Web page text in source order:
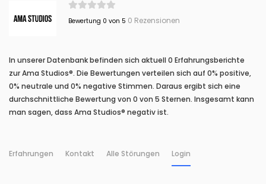
Bewertung 0 von 5 0 Rezensionen
In unserer Datenbank befinden sich aktuell 0 Erfahrungsberichte
zur Ama Studios®. Die Bewertungen verteilen sich auf 0% positive,
0% neutrale und 0% negative Stimmen. Daraus ergibt sich eine
durchschnittliche Bewertung von 0 von 5 Sternen. Insgesamt kann
man sagen, dass Ama Studios® negativ ist.
Erfahrungen Kontakt Alle Störungen Login